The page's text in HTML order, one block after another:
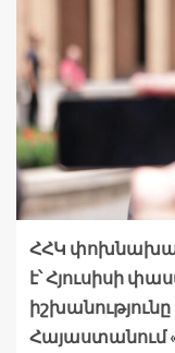
ՀՀԿ
է՝ Հյուսիսի
Հայաստանում